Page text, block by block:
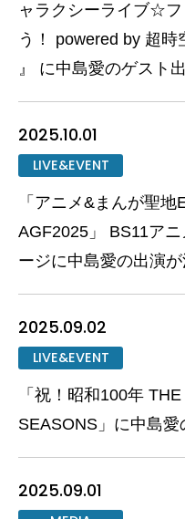
ャラクシーライブ☆
う！ powered by 超
』 に中島愛のゲスト
2025.10.01
LIVE&EVENT
「アニメ&まんが聖
AGF2025」 BS11ア
ージに中島愛の出演が
2025.09.02
LIVE&EVENT
「祝！昭和100年
SEASONS」に中島愛
2025.09.01